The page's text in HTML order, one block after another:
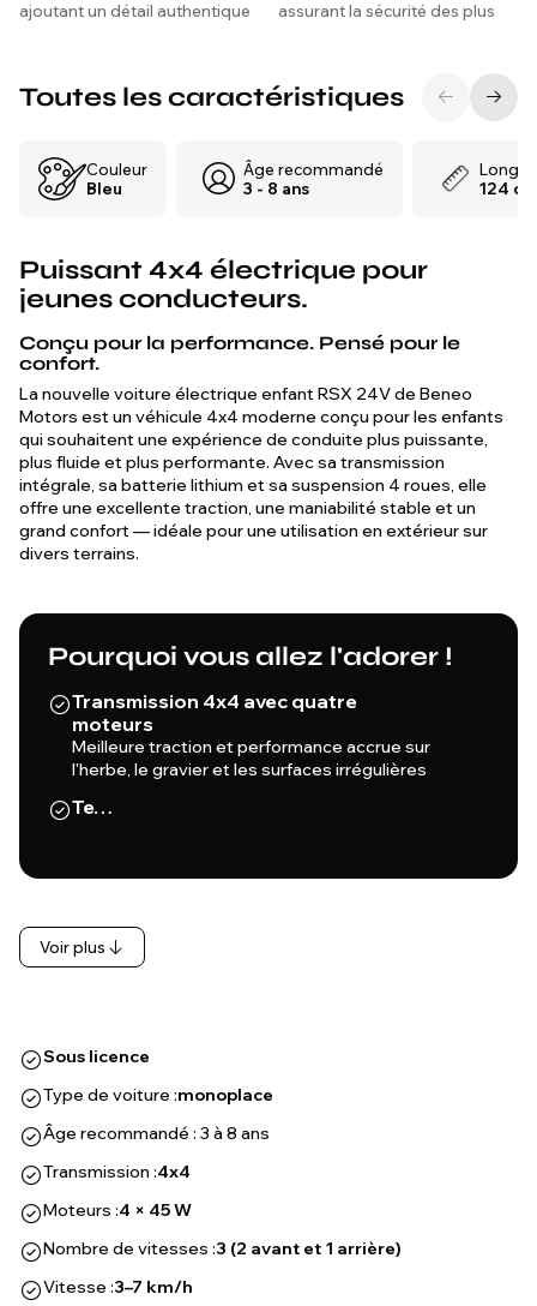
ajoutant un détail authentique
assurant la sécurité des plus
Toutes les caractéristiques
Couleur
Bleu
Âge recommandé
3 - 8 ans
124 cm
Puissant 4x4 électrique pour
jeunes conducteurs.
Conçu pour la performance. Pensé pour le
confort.
La nouvelle voiture électrique enfant RSX 24V de Beneo
Motors est un véhicule 4x4 moderne conçu pour les enfants
qui souhaitent une expérience de conduite plus puissante,
plus fluide et plus performante. Avec sa transmission
intégrale, sa batterie lithium et sa suspension 4 roues, elle
offre une excellente traction, une maniabilité stable et un
grand confort — idéale pour une utilisation en extérieur sur
divers terrains.
Pourquoi vous allez l'adorer !
Transmission 4x4 avec quatre
moteurs
Meilleure traction et performance accrue sur
l'herbe, le gravier et les surfaces irrégulières
Te…
Voir plus
Sous licence
Type de voiture :monoplace
Âge recommandé : 3 à 8 ans
Transmission :4x4
Moteurs :4 × 45 W
Nombre de vitesses :3 (2 avant et 1 arrière)
Vitesse :3–7 km/h